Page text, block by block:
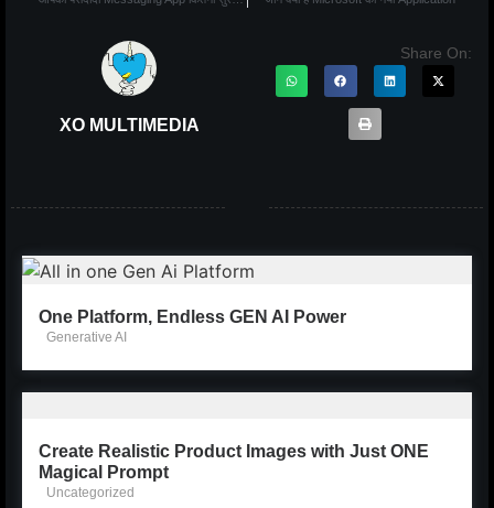
XO MULTIMEDIA
Share On:
One Platform, Endless GEN AI Power
Generative AI
Create Realistic Product Images with Just ONE
Magical Prompt
Uncategorized